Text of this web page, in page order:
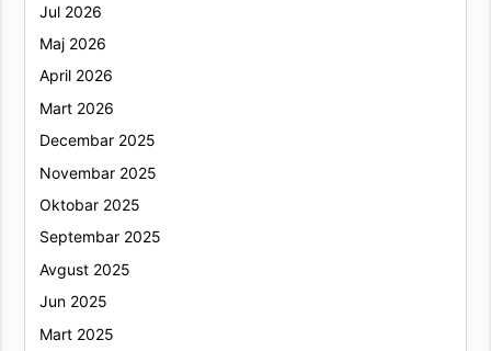
Jul 2026
Maj 2026
April 2026
Mart 2026
Decembar 2025
Novembar 2025
Oktobar 2025
Septembar 2025
Avgust 2025
Jun 2025
Mart 2025